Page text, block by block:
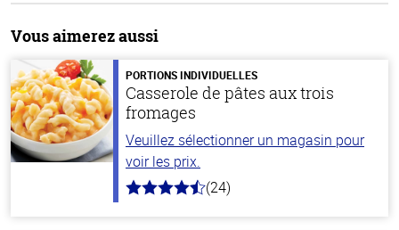
Vous aimerez aussi
PORTIONS INDIVIDUELLES
Casserole de pâtes aux trois
fromages
Veuillez sélectionner un magasin pour
voir les prix.
4.1
(24)